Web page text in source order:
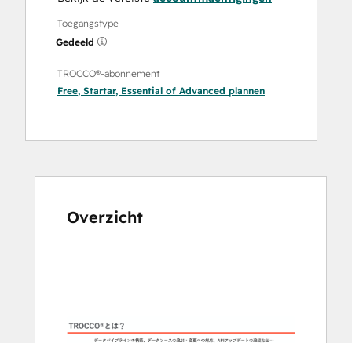
Toegangstype
Gedeeld
TROCCO®-abonnement
Free, Startar, Essential of Advanced plannen
Overzicht
andere